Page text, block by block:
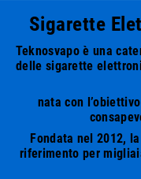
Sigarette
Teknosvapo è una
delle sigarette
nata con
Fondata nel 2012,
riferimento per